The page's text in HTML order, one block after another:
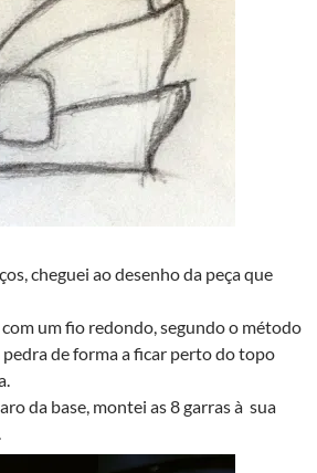
cheguei ao desenho da peça que
com um fio redondo, segundo o método
de forma a ficar perto do topo
da base, montei as 8 garras à sua